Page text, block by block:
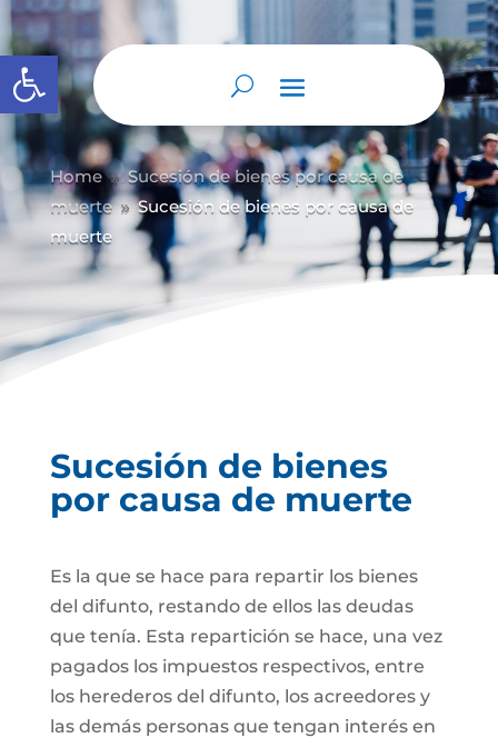
Abrir barra de herramientas
Home 9 Sucesión de bienes por causa de
muerte 9 Sucesión de bienes por causa de
muerte
Sucesión de bienes
por causa de muerte
Es la que se hace para repartir los bienes
del difunto, restando de ellos las deudas
que tenía. Esta repartición se hace, una vez
pagados los impuestos respectivos, entre
los herederos del difunto, los acreedores y
las demás personas que tengan interés en